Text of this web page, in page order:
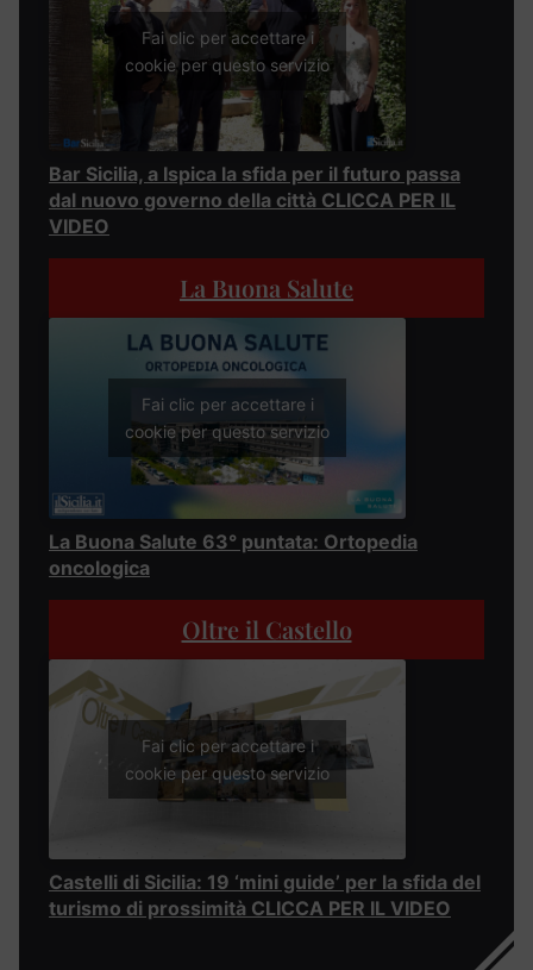
Fai clic per accettare i
cookie per questo servizio
Bar Sicilia, a Ispica la sfida per il futuro passa
dal nuovo governo della città CLICCA PER IL
VIDEO
La Buona Salute
Fai clic per accettare i
cookie per questo servizio
La Buona Salute 63° puntata: Ortopedia
oncologica
Oltre il Castello
Fai clic per accettare i
cookie per questo servizio
Castelli di Sicilia: 19 ‘mini guide’ per la sfida del
turismo di prossimità CLICCA PER IL VIDEO